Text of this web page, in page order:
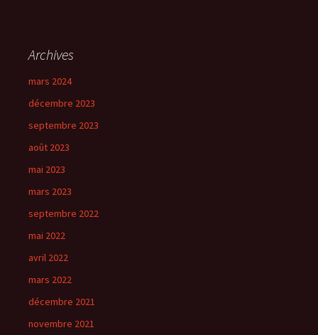
Archives
mars 2024
décembre 2023
septembre 2023
août 2023
mai 2023
mars 2023
septembre 2022
mai 2022
avril 2022
mars 2022
décembre 2021
novembre 2021